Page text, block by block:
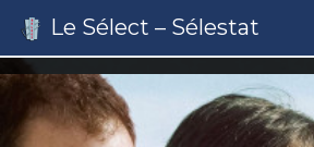
Le Sélect – Sélestat